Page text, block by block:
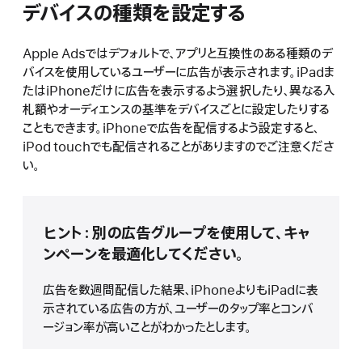
デバイスの種類を設定する
Apple Adsではデフォルトで、アプリと互換性のある種類のデ
バイスを使用しているユーザーに広告が表示されます。iPadま
たはiPhoneだけに広告を表示するよう選択したり、異なる入
札額やオーディエンスの基準をデバイスごとに設定したりする
こともできます。iPhoneで広告を配信するよう設定すると、
iPod touchでも配信されることがありますのでご注意くださ
い。
ヒント：別の広告グループを使用して、キャ
ンペーンを最適化してください。
広告を数週間配信した結果、iPhoneよりもiPadに表
示されている広告の方が、ユーザーのタップ率とコンバ
ージョン率が高いことがわかったとします。